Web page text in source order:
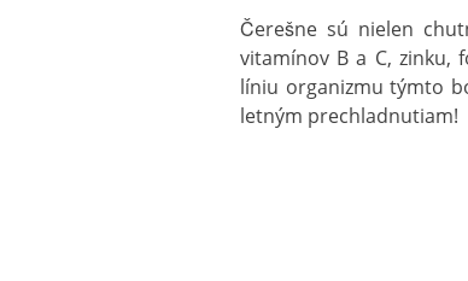
Čerešne sú nielen
vitamínov B a C, zinku,
líniu organizmu týmto
letným prechladnutiam!